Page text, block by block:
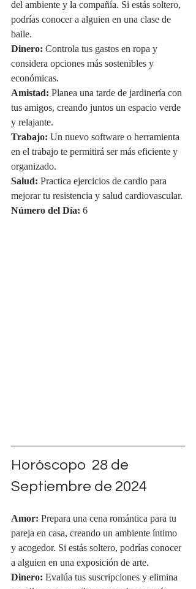
del ambiente y la compañía. Si estás soltero,
podrías conocer a alguien en una clase de
baile.
Dinero: Controla tus gastos en ropa y
considera opciones más sostenibles y
económicas.
Amistad: Planea una tarde de jardinería con
tus amigos, creando juntos un espacio verde
y relajante.
Trabajo: Un nuevo software o herramienta
en el trabajo te permitirá ser más eficiente y
organizado.
Salud: Practica ejercicios de cardio para
mejorar tu resistencia y salud cardiovascular.
Número del Día: 6
Horóscopo  28 de
Septiembre de 2024
Amor: Prepara una cena romántica para tu
pareja en casa, creando un ambiente íntimo
y acogedor. Si estás soltero, podrías conocer
a alguien en una exposición de arte.
Dinero: Evalúa tus suscripciones y elimina